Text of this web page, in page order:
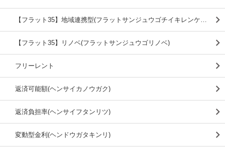
【フラット35】地域連携型(フラットサンジュウゴチイキレンケイガタ)
【フラット35】リノベ(フラットサンジュウゴリノベ)
フリーレント
返済可能額(ヘンサイカノウガク)
返済負担率(ヘンサイフタンリツ)
変動型金利(ヘンドウガタキンリ)